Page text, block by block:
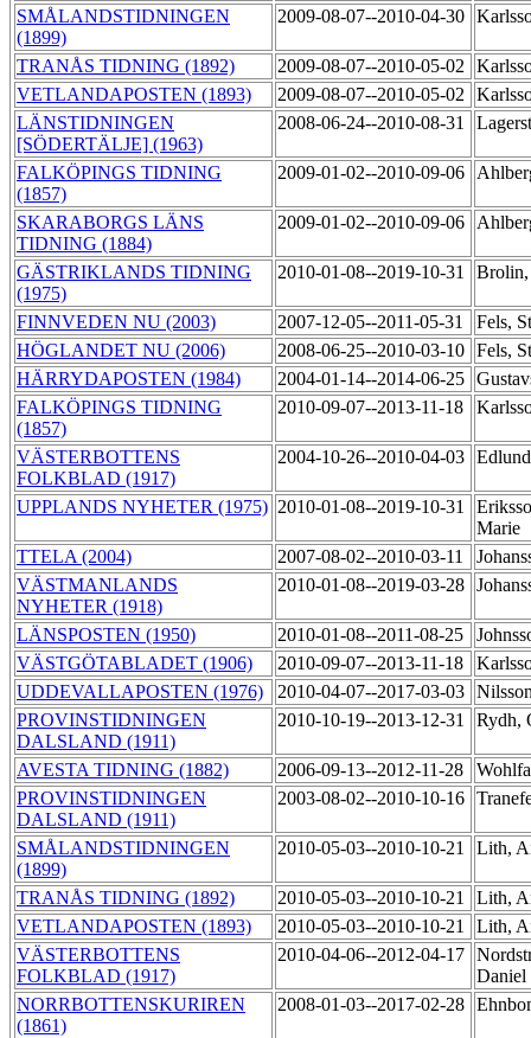
SMÅLANDSTIDNINGEN
(1899)
2009-08-07--2010-04-30
TRANÅS TIDNING (1892) 2009-08-07--2010-05-02
VETLANDAPOSTEN (1893)
2009-08-07--2010-05-02
LÄNSTIDNINGEN
[SÖDERTÄLJE] (1963)
2008-06-24--2010-08-31
FALKÖPINGS TIDNING
(1857)
2009-01-02--2010-09-06
SKARABORGS LÄNS
TIDNING (1884)
2009-01-02--2010-09-06
GÄSTRIKLANDS TIDNING
(1975)
2010-01-08--2019-10-31
FINNVEDEN NU (2003) 2007-12-05--2011-05-31
Fels,
HÖGLANDET NU (2006)
2008-06-25--2010-03-10 Fels,
HÄRRYDAPOSTEN (1984)
2004-01-14--2014-06-25
FALKÖPINGS TIDNING
(1857)
2010-09-07--2013-11-18
VÄSTERBOTTENS
FOLKBLAD (1917)
2004-10-26--2010-04-03
UPPLANDS NYHETER (1975) 2010-01-08--2019-10-31
Marie
TTELA (2004)
2007-08-02--2010-03-11
VÄSTMANLANDS
NYHETER (1918)
2010-01-08--2019-03-28
LÄNSPOSTEN (1950) 2010-01-08--2011-08-25
VÄSTGÖTABLADET (1906)
2010-09-07--2013-11-18
UDDEVALLAPOSTEN (1976)
2010-04-07--2017-03-03
PROVINSTIDNINGEN
DALSLAND (1911)
2010-10-19--2013-12-31 Rydh,
AVESTA TIDNING (1882) 2006-09-13--2012-11-28
PROVINSTIDNINGEN
DALSLAND (1911)
2003-08-02--2010-10-16
SMÅLANDSTIDNINGEN
(1899)
2010-05-03--2010-10-21 Lith,
TRANÅS TIDNING (1892) 2010-05-03--2010-10-21
Lith,
VETLANDAPOSTEN (1893)
2010-05-03--2010-10-21
Lith,
VÄSTERBOTTENS
FOLKBLAD (1917)
2010-04-06--2012-04-17
Daniel
NORRBOTTENSKURIREN
(1861)
2008-01-03--2017-02-28